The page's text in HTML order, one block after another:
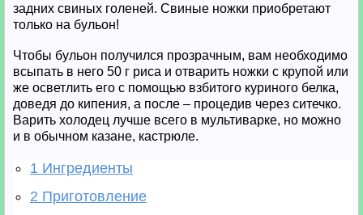
задних свиных голеней. Свиные ножки приобретают
только на бульон!
Чтобы бульон получился прозрачным, вам необходимо
всыпать в него 50 г риса и отварить ножки с крупой или
же осветлить его с помощью взбитого куриного белка,
доведя до кипения, а после – процедив через ситечко.
Варить холодец лучше всего в мультиварке, но можно
и в обычном казане, кастрюле.
1 Ингредиенты
2 Приготовление